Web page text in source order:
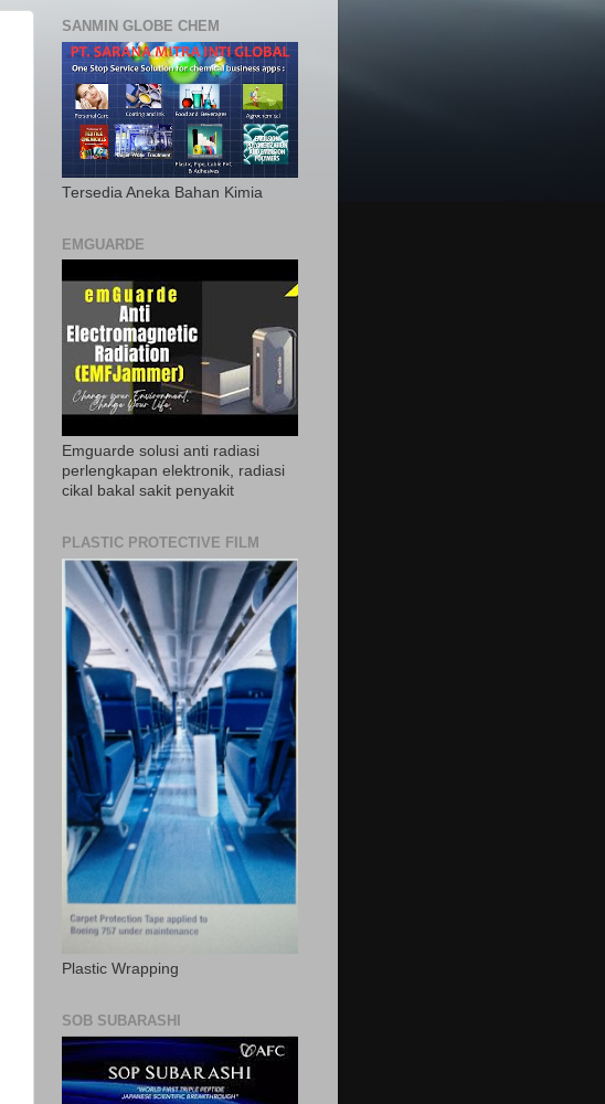
SANMIN GLOBE CHEM
Tersedia Aneka Bahan Kimia
EMGUARDE
Emguarde solusi anti radiasi
perlengkapan elektronik, radiasi
cikal bakal sakit penyakit
PLASTIC PROTECTIVE FILM
Plastic Wrapping
SOB SUBARASHI